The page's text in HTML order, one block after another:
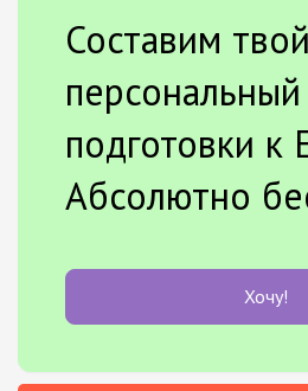
Составим твой
подготовки к
Абсолютно
Хочу!